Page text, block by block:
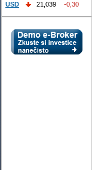
USD
21,039 -0,30